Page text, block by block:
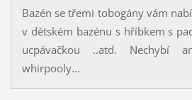
Bazén se třemi tobogány vám
v dětském bazénu s hříbkem s
ucpávačkou ..atd. Nechybí
whirpooly...